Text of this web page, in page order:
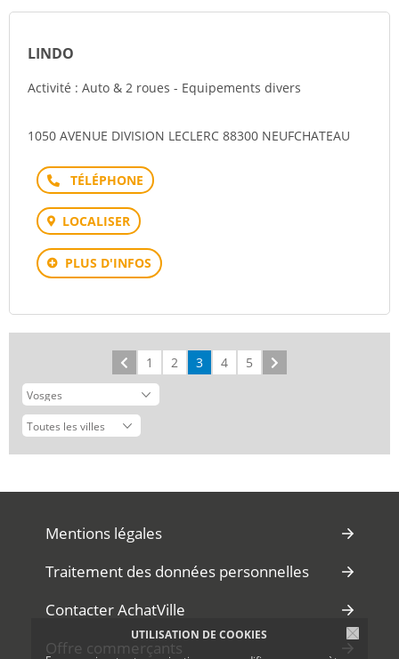
UTILISATION DE COOKIES
LINDO
Activité : Auto & 2 roues - Equipements divers
1050 AVENUE DIVISION LECLERC 88300 NEUFCHATEAU
Téléphone
LOCALISER
PLUS D'INFOS
Précédent
1 2 3 4 5
Mentions légales
Traitement des données personnelles
Contacter AchatVille
Offre commerçants